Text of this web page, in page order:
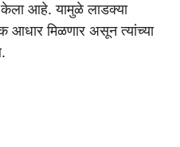
केला आहे. यामुळे लाडक्या
आधार मिळणार असून त्यांच्या